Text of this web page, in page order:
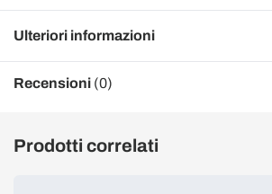
Ulteriori informazioni
Recensioni (0)
Prodotti correlati